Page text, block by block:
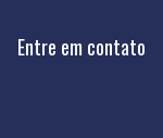
Entre em contato